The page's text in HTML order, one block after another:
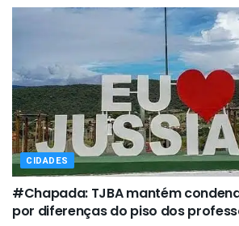
CIDADES
#Chapada: TJBA mantém
por diferenças do piso dos